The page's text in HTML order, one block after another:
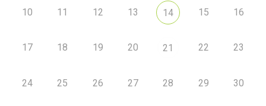
10 11 12 13 14 15 16
17 18 19 20 21 22 23
24 25 26 27 28 29 30